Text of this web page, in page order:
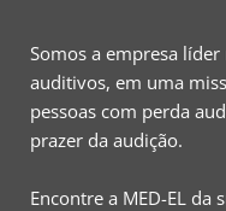
Somos a empresa
auditivos, em uma
pessoas com perda
prazer da audição.
Encontre a MED-EL da